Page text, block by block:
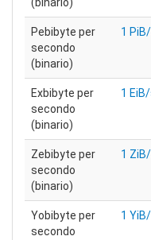
Pebibyte per
secondo
(binario)
1
Exbibyte per
secondo
(binario)
1
Zebibyte per
secondo
(binario)
1
Yobibyte per
secondo
1